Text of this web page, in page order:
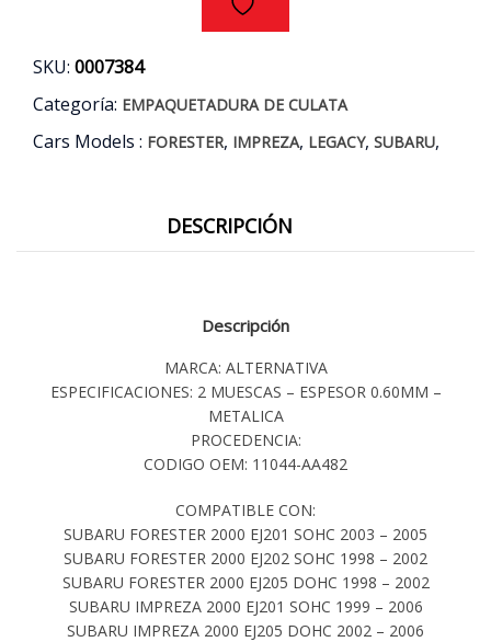
SKU: 0007384
Categoría: EMPAQUETADURA DE CULATA
Cars Models : FORESTER, IMPREZA, LEGACY, SUBARU,
DESCRIPCIÓN
Descripción
MARCA: ALTERNATIVA
ESPECIFICACIONES: 2 MUESCAS – ESPESOR 0.60MM –
METALICA
PROCEDENCIA:
CODIGO OEM: 11044-AA482
COMPATIBLE CON:
SUBARU FORESTER 2000 EJ201 SOHC 2003 – 2005
SUBARU FORESTER 2000 EJ202 SOHC 1998 – 2002
SUBARU FORESTER 2000 EJ205 DOHC 1998 – 2002
SUBARU IMPREZA 2000 EJ201 SOHC 1999 – 2006
SUBARU IMPREZA 2000 EJ205 DOHC 2002 – 2006